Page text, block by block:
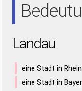
Landau
eine Stadt in
eine Stadt in